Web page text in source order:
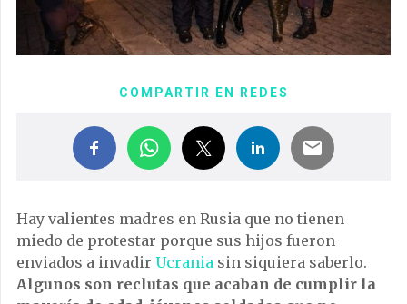
COMPARTIR EN REDES
Hay valientes madres en Rusia que no tienen
miedo de protestar porque sus hijos fueron
enviados a invadir Ucrania sin siquiera saberlo.
Algunos son reclutas que acaban de cumplir la